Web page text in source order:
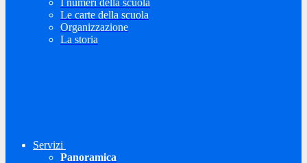
I numeri della scuola
Le carte della scuola
Organizzazione
La storia
Servizi
Panoramica